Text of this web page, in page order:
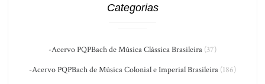
Categorias
-Acervo PQPBach de Música Clássica Brasileira (37)
-Acervo PQPBach de Música Colonial e Imperial Brasileira (186)